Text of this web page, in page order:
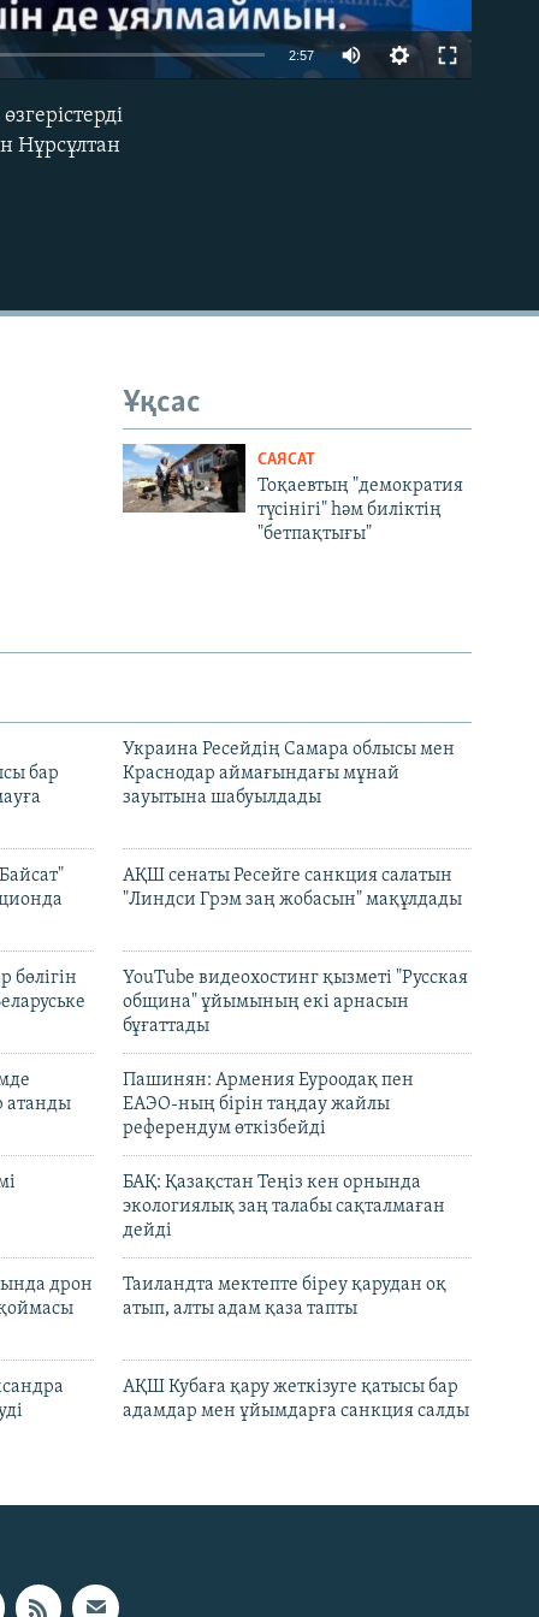
2:57
Нұрсұлтан
Ұқсас
САЯСАТ
Тоқаевтың "демократия
түсінігі" һәм биліктің
"бетпақтығы"
бар
Украина Ресейдің Самара облысы мен
Краснодар аймағындағы мұнай
зауытына шабуылдады
АҚШ сенаты Ресейге санкция салатын
"Линдси Грэм заң жобасын" мақұлдады
бөлігін
YouTube видеохостинг қызметі "Русская
община" ұйымының екі арнасын
бұғаттады
атанды
Пашинян: Армения Еуроодақ пен
ЕАЭО-ның бірін таңдау жайлы
референдум өткізбейді
БАҚ: Қазақстан Теңіз кен орнында
экологиялық заң талабы сақталмаған
дейді
дрон
Таиландта мектепте біреу қарудан оқ
атып, алты адам қаза тапты
АҚШ Кубаға қару жеткізуге қатысы бар
адамдар мен ұйымдарға санкция салды